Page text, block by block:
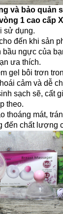
và bảo quản
1 cao cấp
sử dụng.
đến khi sản
bầu ngực của
ưa thích.
gel bôi trơn
cảm và dễ
sạch sẽ, cất
theo.
thoáng mát,
đến chất lượng